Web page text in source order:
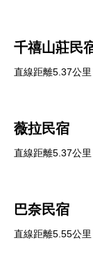
千禧山莊民
直線距離5.37公里
薇拉民宿
直線距離5.37公里
巴奈民宿
直線距離5.55公里